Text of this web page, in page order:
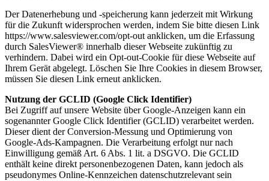
Der Datenerhebung und -speicherung kann jederzeit mit Wirkung
für die Zukunft widersprochen werden, indem Sie bitte diesen Link
https://www.salesviewer.com/opt-out anklicken, um die Erfassung
durch SalesViewer® innerhalb dieser Webseite zukünftig zu
verhindern. Dabei wird ein Opt-out-Cookie für diese Webseite auf
Ihrem Gerät abgelegt. Löschen Sie Ihre Cookies in diesem Browser,
müssen Sie diesen Link erneut anklicken.
Nutzung der GCLID (Google Click Identifier)
Bei Zugriff auf unsere Website über Google-Anzeigen kann ein
sogenannter Google Click Identifier (GCLID) verarbeitet werden.
Dieser dient der Conversion-Messung und Optimierung von
Google-Ads-Kampagnen. Die Verarbeitung erfolgt nur nach
Einwilligung gemäß Art. 6 Abs. 1 lit. a DSGVO. Die GCLID
enthält keine direkt personenbezogenen Daten, kann jedoch als
pseudonymes Online-Kennzeichen datenschutzrelevant sein